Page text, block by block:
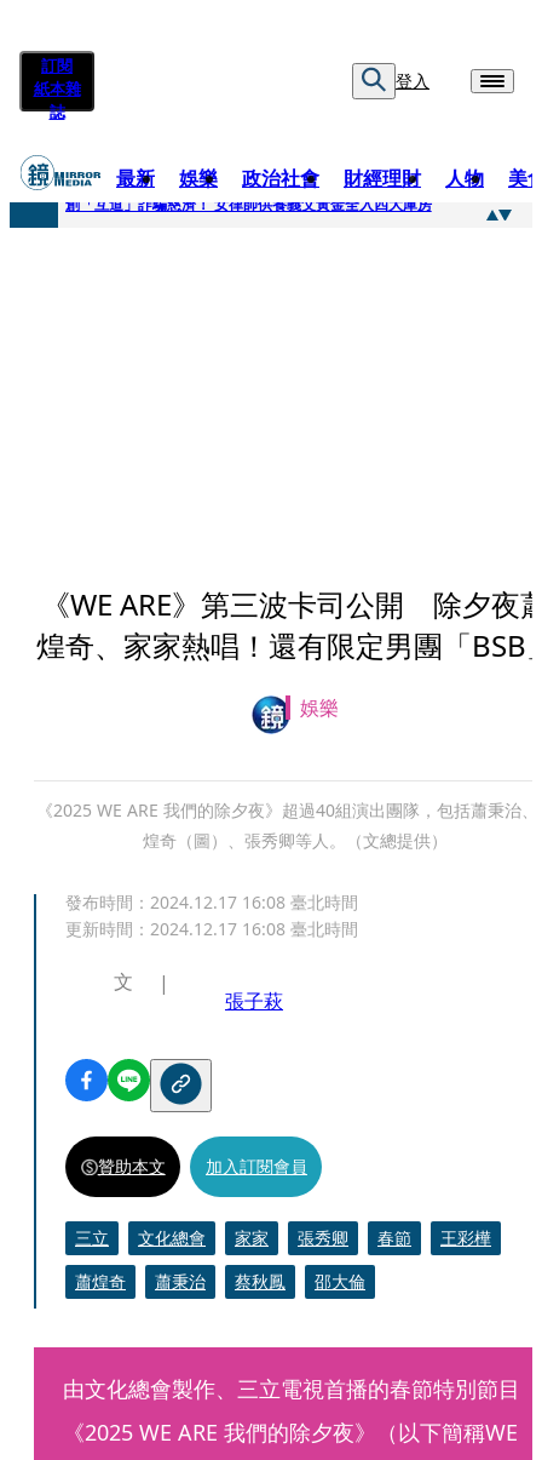
訂閱
紙本雜
誌
登入
最新 娛樂 政治社會 財經理財 人物 美
快訊
創「互道」詐騙慈濟！ 女律師供養義父黃金全入四大庫房
《WE ARE》第三波卡司公開 除夕夜
煌奇、家家熱唱！還有限定男團「BSB
娛樂
《2025 WE ARE 我們的除夕夜》超過40組演出團隊，包括蕭秉治
煌奇（圖）、張秀卿等人。（文總提供）
發布時間： 2024.12.17 16:08 臺北時間
更新時間： 2024.12.17 16:08 臺北時間
文
張子萩
贊助本文 加入訂閱會員
三立 文化總會 家家 張秀卿 春節
王彩樺
蕭煌奇
蕭秉治 蔡秋鳳 邵大倫
由文化總會製作、三立電視首播的春節特別節目
《2025 WE ARE 我們的除夕夜》（以下簡稱WE